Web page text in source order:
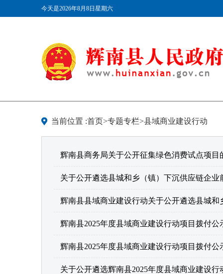
今天是2026年8月8日星期六
当前位置 :首页>专题专栏>县域商业建设行动
辉南县商务局关于公开征集绿色消费试点项目
关于公开遴选县城和乡（镇）下沉供应链企
辉南县县域商业建设行动关于公开遴选县城
辉南县2025年度县域商业建设行动项目拨付公
辉南县2025年度县域商业建设行动项目拨付公
关于公开遴选辉南县2025年度县域商业建设